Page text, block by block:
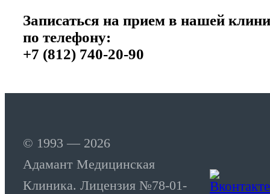
Записаться на прием в нашей
по телефону:
+7 (812) 740-20-90
© 1993 — 2026
Адамант Медицинская
Клиника. Лицензия №78-01-